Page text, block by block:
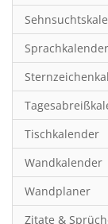
Kinderkalender
Kunst
Länder &
Landschaft &
Lifestyle
Literatur
Manga &
Neutrale
Sprachkalender
Tischkalender
Wandkalender
Wandplaner
Zitate &